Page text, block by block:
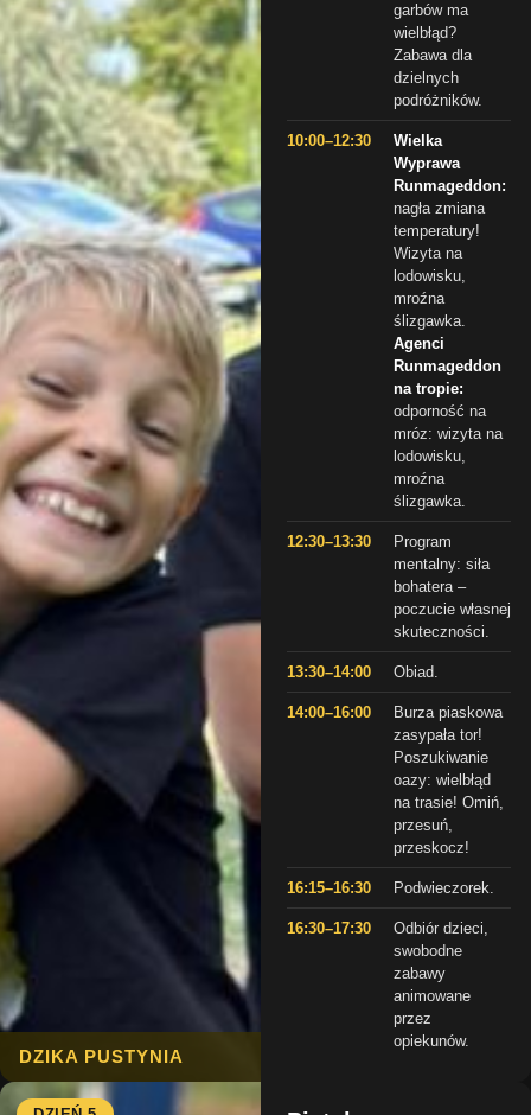
DZIKA PUSTYNIA
garbów ma
wielbłąd?
Zabawa dla
dzielnych
podróżników.
10:00–12:30
Wielka
Wyprawa
Runmageddon:
nagła zmiana
temperatury!
Wizyta na
lodowisku,
mroźna
ślizgawka.
Agenci
Runmageddon
na tropie:
odporność na
mróz: wizyta na
lodowisku,
mroźna
ślizgawka.
12:30–13:30
Program
mentalny: siła
bohatera –
poczucie własnej
skuteczności.
13:30–14:00 Obiad.
14:00–16:00
Burza piaskowa
zasypała tor!
Poszukiwanie
oazy: wielbłąd
na trasie! Omiń,
przesuń,
przeskocz!
16:15–16:30 Podwieczorek.
16:30–17:30
Odbiór dzieci,
swobodne
zabawy
animowane
przez
opiekunów.